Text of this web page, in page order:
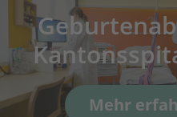
Mehr